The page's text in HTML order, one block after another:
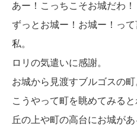
あー！こっちこそお城だわ！
ずっとお城ー！お城ー！って
私。
ロリの気遣いに感謝。
お城から見渡すブルゴスの町
こうやって町を眺めてみると
丘の上や町の高台にお城が